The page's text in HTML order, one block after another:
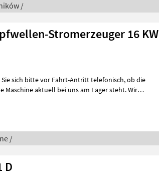
/
Stromerzeuger 16 KW
Maschine aktuell bei uns am Lager steht. Wir
/
D